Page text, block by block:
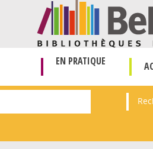
EN PRATIQUE